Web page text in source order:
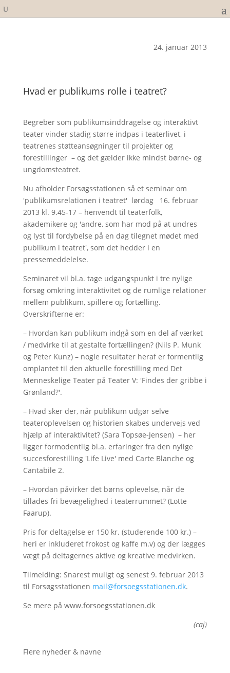
24. januar 2013
Hvad er publikums rolle i teatret?
Begreber som publikumsinddragelse og interaktivt
teater vinder stadig større indpas i teaterlivet, i
teatrenes støtteansøgninger til projekter og
forestillinger – og det gælder ikke mindst børne- og
ungdomsteatret.
Nu afholder Forsøgsstationen så et seminar om
'publikumsrelationen i teatret' lørdag 16. februar
2013 kl. 9.45-17 – henvendt til teaterfolk,
akademikere og 'andre, som har mod på at undres
og lyst til fordybelse på en dag tilegnet mødet med
publikum i teatret', som det hedder i en
pressemeddelelse.
Seminaret vil bl.a. tage udgangspunkt i tre nylige
forsøg omkring interaktivitet og de rumlige relationer
mellem publikum, spillere og fortælling.
Overskrifterne er:
– Hvordan kan publikum indgå som en del af værket
/ medvirke til at gestalte fortællingen? (Nils P. Munk
og Peter Kunz) – nogle resultater heraf er formentlig
omplantet til den aktuelle forestilling med Det
Menneskelige Teater på Teater V: 'Findes der gribbe i
Grønland?'.
– Hvad sker der, når publikum udgør selve
teateroplevelsen og historien skabes undervejs ved
hjælp af interaktivitet? (Sara Topsøe-Jensen) – her
ligger formodentlig bl.a. erfaringer fra den nylige
succesforestilling 'Life Live' med Carte Blanche og
Cantabile 2.
– Hvordan påvirker det børns oplevelse, når de
tillades fri bevægelighed i teaterrummet? (Lotte
Faarup).
Pris for deltagelse er 150 kr. (studerende 100 kr.) –
heri er inkluderet frokost og kaffe m.v) og der lægges
vægt på deltagernes aktive og kreative medvirken.
Tilmelding: Snarest muligt og senest 9. februar 2013
til Forsøgsstationen mail@forsoegsstationen.dk.
Se mere på www.forsoegsstationen.dk
(caj)
Flere nyheder & navne